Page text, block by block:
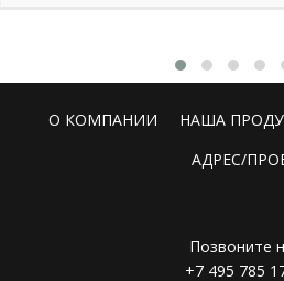
О КОМПАНИИ НАША
АДРЕС/
Позвоните
+7 495 785